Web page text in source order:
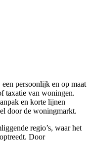
persoonlijk en op maat
taxatie van woningen.
en korte lijnen
door de woningmarkt.
regio’s, waar het
Door